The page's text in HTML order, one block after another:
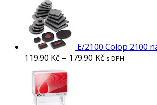
E/2100 Colop 2100
119.90 Kč – 179.90 Kč s DPH